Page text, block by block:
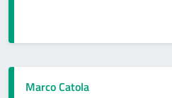
Marco Catola